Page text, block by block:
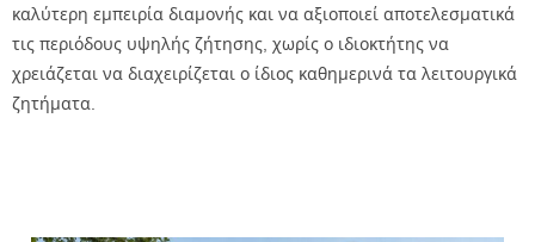
καλύτερη εμπειρία διαμονής και να αξιοποιεί αποτελεσματικά
τις περιόδους υψηλής ζήτησης, χωρίς ο ιδιοκτήτης να
χρειάζεται να διαχειρίζεται ο ίδιος καθημερινά τα λειτουργικά
ζητήματα.